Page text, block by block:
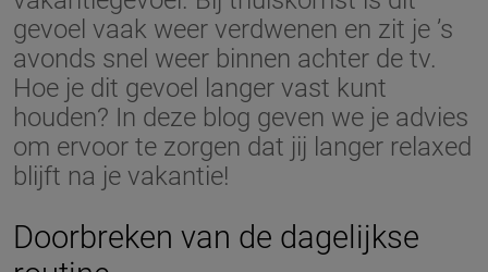
gevoel vaak weer verdwenen en zit je ’s
avonds snel weer binnen achter de tv.
Hoe je dit gevoel langer vast kunt
houden? In deze blog geven we je advies
om ervoor te zorgen dat jij langer relaxed
blijft na je vakantie!
Doorbreken van de dagelijkse